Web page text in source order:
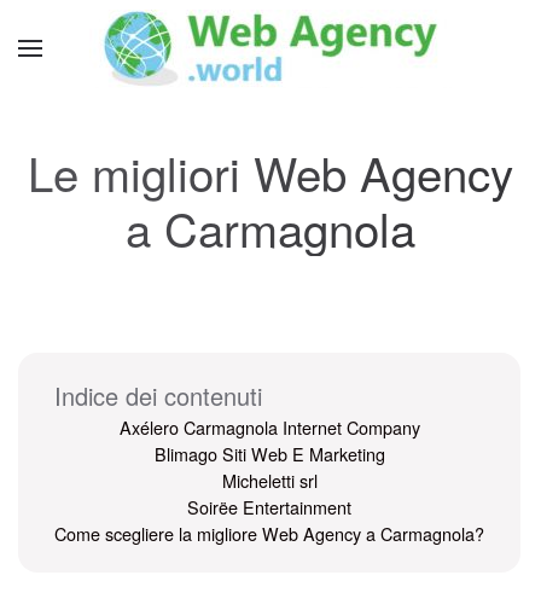
Le migliori Web Agency
a Carmagnola
Indice dei contenuti
Axélero Carmagnola Internet Company
Blimago Siti Web E Marketing
Micheletti srl
Soirëe Entertainment
Come scegliere la migliore Web Agency a Carmagnola?